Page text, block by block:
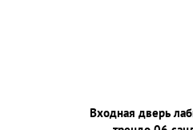
Входная дверь